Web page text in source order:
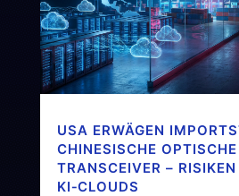
USA ERWÄGEN
CHINESISCHE OPTISCHE
TRANSCEIVER – RISIKEN
KI‑CLOUDS